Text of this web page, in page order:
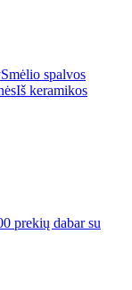
Smėlio spalvos
Iš keramikos
prekių dabar su